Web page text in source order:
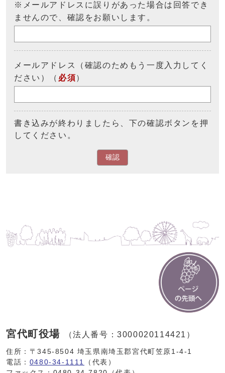
※メールアドレスに誤りがあった場合は回答でき
ませんので、確認をお願いします。
メールアドレス（確認のためもう一度入力してく
ださい）（ 必須）
書き込みが終わりましたら、下の確認ボタンを押
してください。
確認
宮代町役場 （法人番号：3000020114421）
住所：〒345-8504 埼玉県南埼玉郡宮代町笠原1-4-1
電話： 0480-34-1111
（代表）